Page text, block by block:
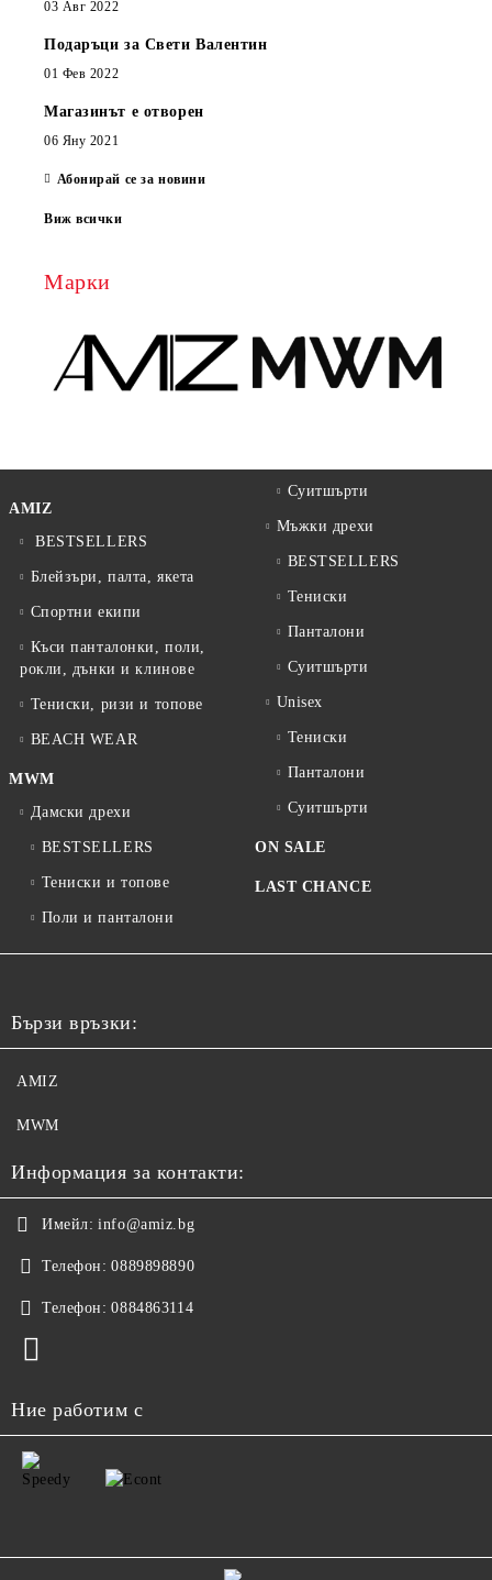
03 Авг 2022
Подаръци за Свети Валентин
01 Фев 2022
Магазинът е отворен
06 Яну 2021
Абонирай се за новини
Виж всички
Марки
AMIZ
BESTSELLERS
Блейзъри, палта, якета
Спортни екипи
Къси панталонки, поли,
рокли, дънки и клинове
Тениски, ризи и топове
BEACH WEAR
MWM
Дамски дрехи
BESTSELLERS
Тениски и топове
Поли и панталони
Суитшърти
Мъжки дрехи
BESTSELLERS
Тениски
Панталони
Суитшърти
Unisex
Тениски
Панталони
Суитшърти
ON SALE
LAST CHANCE
Бързи връзки:
AMIZ
MWM
Информация за контакти:
Имейл: info@amiz.bg
Телефон: 0889898890
Телефон: 0884863114
Ние работим с